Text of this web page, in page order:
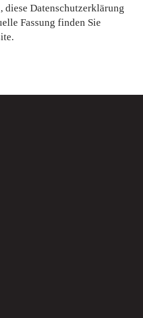
diese Datenschutzerklärung
Fassung finden Sie